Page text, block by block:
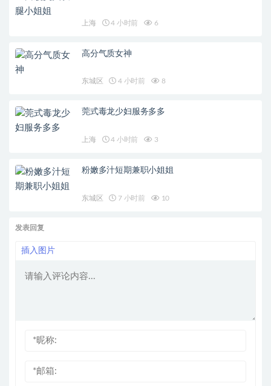
上海 4 小时前 6
高分气质女神
东城区 4 小时前 8
莞式毒龙少妇服务多多
上海 4 小时前 3
粉嫩多汁短期兼职小姐姐
东城区 7 小时前 10
发表回复
插入图片